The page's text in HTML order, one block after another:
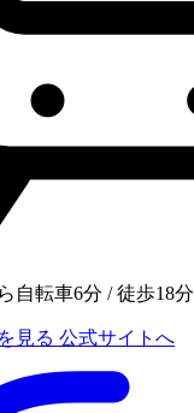
自転車6分 / 徒歩18分
見る 公式サイトへ